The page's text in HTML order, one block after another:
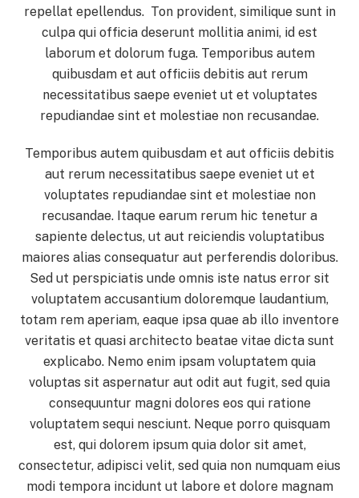
repellat epellendus. Ton provident, similique sunt in
culpa qui officia deserunt mollitia animi, id est
laborum et dolorum fuga. Temporibus autem
quibusdam et aut officiis debitis aut rerum
necessitatibus saepe eveniet ut et voluptates
repudiandae sint et molestiae non recusandae.
Temporibus autem quibusdam et aut officiis debitis
aut rerum necessitatibus saepe eveniet ut et
voluptates repudiandae sint et molestiae non
recusandae. Itaque earum rerum hic tenetur a
sapiente delectus, ut aut reiciendis voluptatibus
maiores alias consequatur aut perferendis doloribus.
Sed ut perspiciatis unde omnis iste natus error sit
voluptatem accusantium doloremque laudantium,
totam rem aperiam, eaque ipsa quae ab illo inventore
veritatis et quasi architecto beatae vitae dicta sunt
explicabo. Nemo enim ipsam voluptatem quia
voluptas sit aspernatur aut odit aut fugit, sed quia
consequuntur magni dolores eos qui ratione
voluptatem sequi nesciunt. Neque porro quisquam
est, qui dolorem ipsum quia dolor sit amet,
consectetur, adipisci velit, sed quia non numquam eius
modi tempora incidunt ut labore et dolore magnam